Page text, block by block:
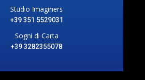
Studio Imaginers
+39 351 5529031
Sogni di Carta
+39 3282355078